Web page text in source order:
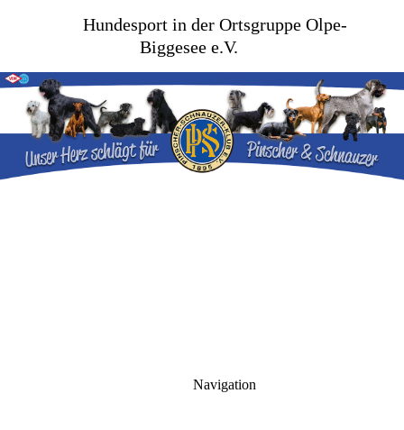
Hundesport in der Ortsgruppe Olpe-
Biggesee e.V.
Navigation